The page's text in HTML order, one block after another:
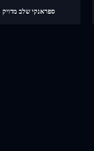
ספראנקי שלב מדויק 8